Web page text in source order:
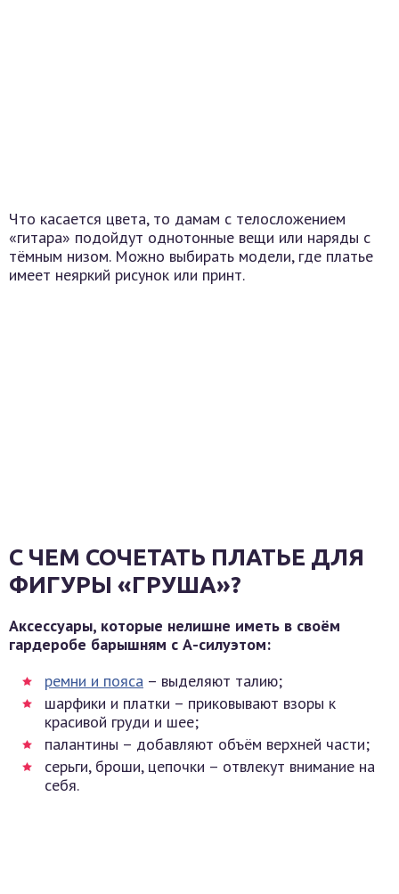
Что касается цвета, то дамам с телосложением
«гитара» подойдут однотонные вещи или наряды с
тёмным низом. Можно выбирать модели, где платье
имеет неяркий рисунок или принт.
С ЧЕМ СОЧЕТАТЬ ПЛАТЬЕ ДЛЯ
ФИГУРЫ «ГРУША»?
Аксессуары, которые нелишне иметь в своём
гардеробе барышням с А-силуэтом:
ремни и пояса – выделяют талию;
шарфики и платки – приковывают взоры к
красивой груди и шее;
палантины – добавляют объём верхней части;
серьги, броши, цепочки – отвлекут внимание на
себя.